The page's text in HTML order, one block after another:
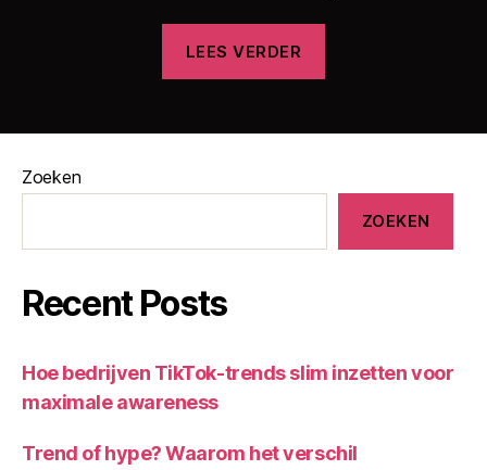
LEES VERDER
missie
(deel
Zoeken
ZOEKEN
Recent Posts
Hoe bedrijven TikTok-trends slim inzetten voor
maximale awareness
Trend of hype? Waarom het verschil